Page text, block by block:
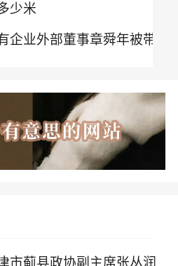
少米
企业外部董事章舜年被带
市蓟县政协副主席张丛润